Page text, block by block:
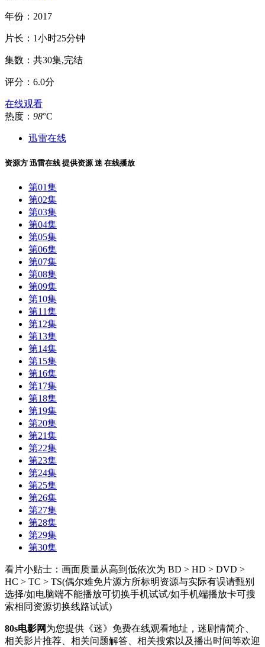
年份： 2017
片长： 1小时25分钟
集数： 共30集,完结
评分： 6.0分
在线观看
热度： 98°C
迅雷在线
资源方 迅雷在线 提供资源迷 在线播放
第01集
第02集
第03集
第04集
第05集
第06集
第07集
第08集
第09集
第10集
第11集
第12集
第13集
第14集
第15集
第16集
第17集
第18集
第19集
第20集
第21集
第22集
第23集
第24集
第25集
第26集
第27集
第28集
第29集
第30集
看片小贴士：画面质量从高到低依次为 BD > HD > DVD >
HC > TC > TS(偶尔难免片源方所标明资源与实际有误请甄别
选择/如电脑端不能播放可切换手机试试/如手机端播放卡可搜
索相同资源切换线路试试)
80s电影网为您提供《迷》免费在线观看地址，迷剧情简介、
相关影片推荐、相关问题解答、相关搜索以及播出时间等欢迎